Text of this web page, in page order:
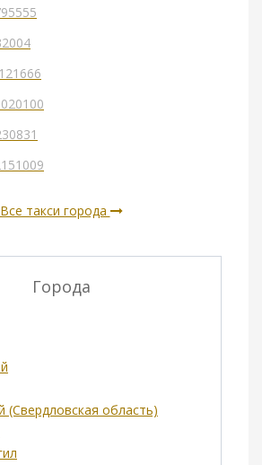
Все такси города
Города
(Свердловская область)